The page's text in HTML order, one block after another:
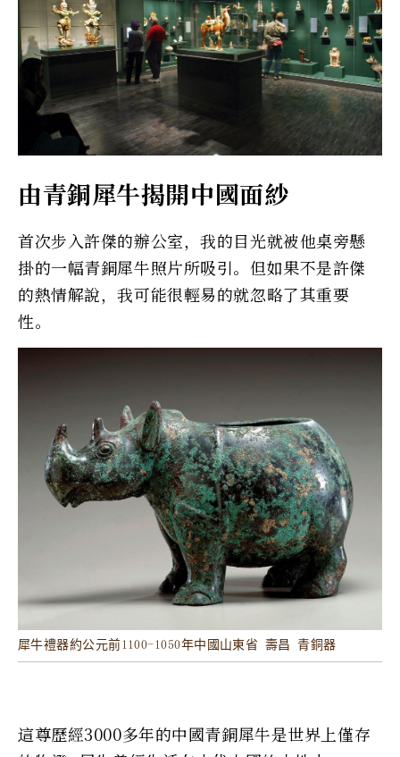
由青銅犀牛揭開中國面紗
首次步入許傑的辦公室，我的目光就被他桌旁懸
掛的一幅青銅犀牛照片所吸引。但如果不是許傑
的熱情解說，我可能很輕易的就忽略了其重要
性。
犀牛禮器約公元前1100-1050年中國山東省 壽昌 青銅器
這尊歷經3000多年的中國青銅犀牛是世界上僅存